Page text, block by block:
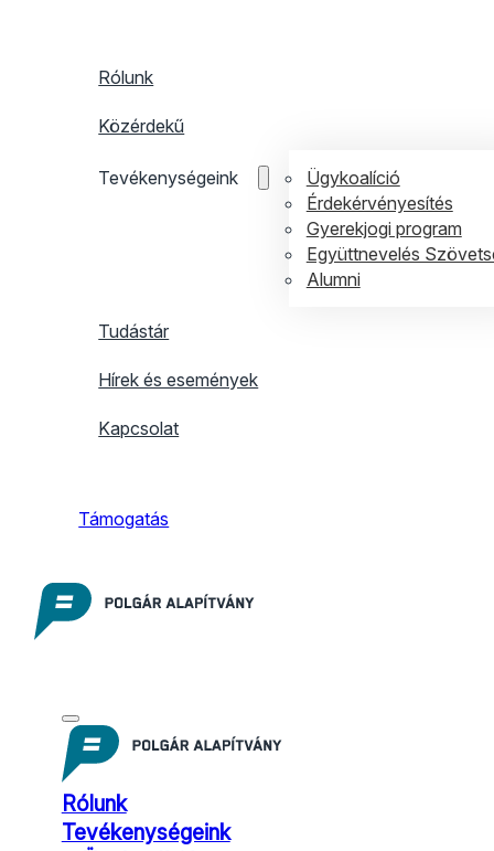
Rólunk
Közérdekű
Tevékenységeink
Ügykoalíció
Érdekérvényesítés
Gyerekjogi program
Együttnevelés
Alumni
Tudástár
Hírek és események
Kapcsolat
Támogatás
Rólunk
Tevékenységeink